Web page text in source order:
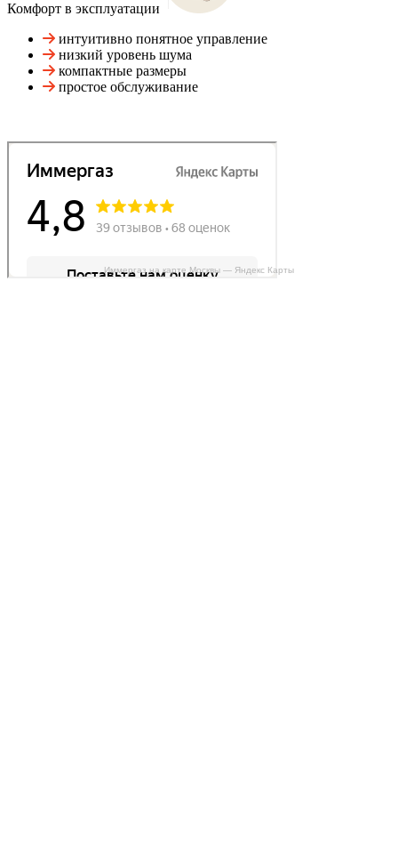
Комфорт в эксплуатации
интуитивно понятное управление
низкий уровень шума
компактные размеры
простое обслуживание
Иммергаз на карте Москвы — Яндекс Карты